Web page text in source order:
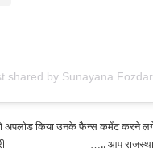
shared by Sunayana
अपलोड किया उनके फैन्स कमेंट करने
….. आप